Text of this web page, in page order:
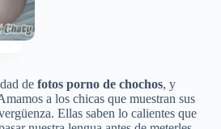
de fotos porno de chochos, y
a los chicas que muestran sus
Ellas saben lo calientes que